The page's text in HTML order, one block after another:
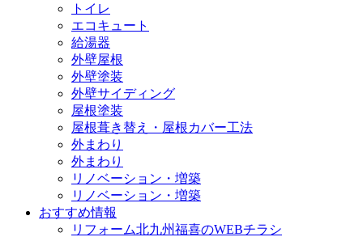
トイレ
エコキュート
給湯器
外壁屋根
外壁塗装
外壁サイディング
屋根塗装
屋根葺き替え・屋根カバー工法
外まわり
外まわり
リノベーション・増築
リノベーション・増築
おすすめ情報
リフォーム北九州福喜のWEBチラシ